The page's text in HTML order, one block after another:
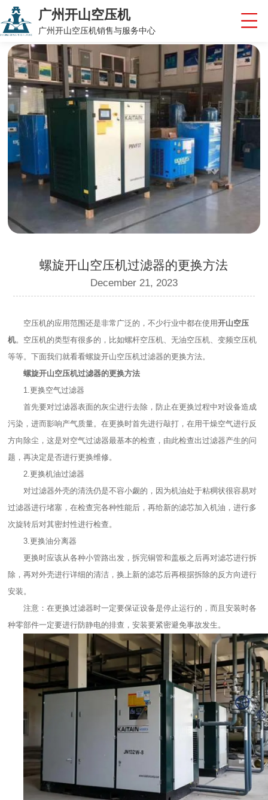
广州开山空压机
广州开山空压机销售与服务中心
螺旋开山空压机过滤器的更换方法
December 21, 2023
空压机的应用范围还是非常广泛的，不少行业中都在使用开山空压
机。空压机的类型有很多的，比如螺杆空压机、无油空压机、变频空压机
等等。下面我们就看看螺旋开山空压机过滤器的更换方法。
螺旋开山空压机过滤器的更换方法
1.更换空气过滤器
首先要对过滤器表面的灰尘进行去除，防止在更换过程中对设备造成
污染，进而影响产气质量。在更换时首先进行敲打，在用干燥空气进行反
方向除尘，这是对空气过滤器最基本的检查，由此检查出过滤器产生的问
题，再决定是否进行更换维修。
2.更换机油过滤器
对过滤器外壳的清洗仍是不容小觑的，因为机油处于粘稠状很容易对
过滤器进行堵塞，在检查完各种性能后，再给新的滤芯加入机油，进行多
次旋转后对其密封性进行检查。
3.更换油分离器
更换时应该从各种小管路出发，拆完铜管和盖板之后再对滤芯进行拆
除，再对外壳进行详细的清洁，换上新的滤芯后再根据拆除的反方向进行
安装。
注意：在更换过滤器时一定要保证设备是停止运行的，而且安装时各
种零部件一定要进行防静电的排查，安装要紧密避免事故发生。